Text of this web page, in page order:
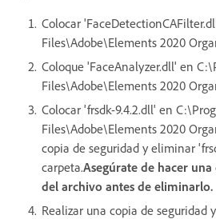
Colocar
Files\Adobe\Elements 2020
Coloque 'FaceAnalyzer.dll' en
Files\Adobe\Elements 2020
Colocar 'frsdk-9.4.2.dll' en
Files\Adobe\Elements 2020
copia de seguridad y eliminar
carpeta.Asegúrate de hacer
del archivo antes de eliminarlo.
Realizar una copia de seguridad